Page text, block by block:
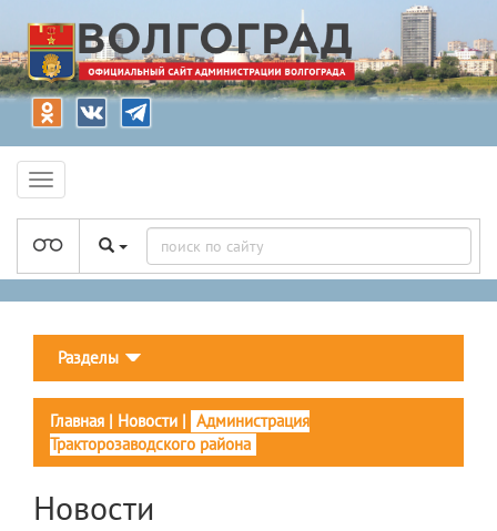
Разделы
Главная | Новости | Администрация
Тракторозаводского района
Новости